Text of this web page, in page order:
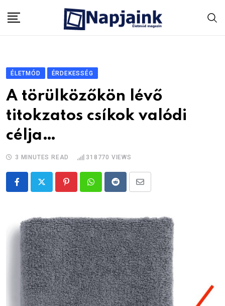
ÉLETMÓD ÉRDEKESSÉG
A törülközőkön lévő
titokzatos csíkok valódi
célja…
3 MINUTES READ 318770 VIEWS
PinterestWhatsappRedditShare
Email